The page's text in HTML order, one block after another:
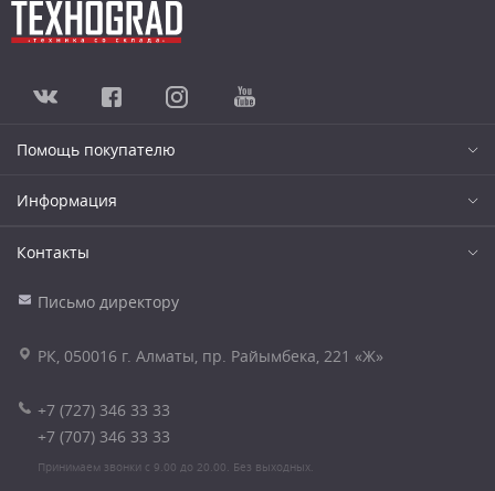
Помощь покупателю
Информация
Контакты
Письмо директору
РК, 050016 г. Алматы, пр. Райымбека, 221 «Ж»
+7 (727) 346 33 33
+7 (707) 346 33 33
Принимаем звонки с 9.00 до 20.00. Без выходных.